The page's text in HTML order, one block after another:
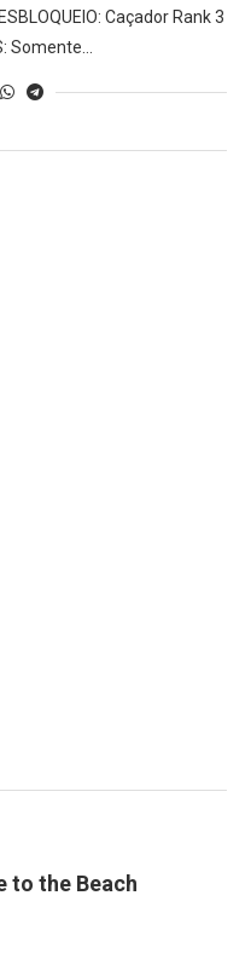
Caçador Rank 3
Somente…
to the Beach